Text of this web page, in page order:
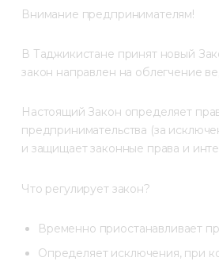
Внимание предпринимателям!
В Таджикистане принят новый
закон направлен на облегчение
Настоящий Закон определяет
предпринимательства (за
и защищает законные права и
Что регулирует закон?
Временно приостанавливает
Определяет исключения, при